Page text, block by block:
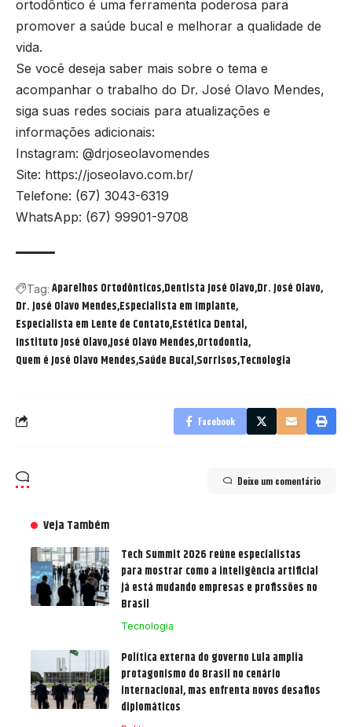
ortodôntico é uma ferramenta poderosa para
promover a saúde bucal e melhorar a qualidade de
vida.
Se você deseja saber mais sobre o tema e
acompanhar o trabalho do Dr. José Olavo Mendes,
siga suas redes sociais para atualizações e
informações adicionais:
Instagram: @drjoseolavomendes
Site: https://joseolavo.com.br/
Telefone: (67) 3043-6319
WhatsApp: (67) 99901-9708
Tag: Aparelhos Ortodônticos Dentista José Olavo Dr. José Olavo
Dr. José Olavo Mendes Especialista em Implante
Especialista em Lente de Contato Estética Dental
Instituto José OlavoJosé Olavo Mendes Ortodontia
Quem é José Olavo Mendes Saúde Bucal Sorrisos Tecnologia
Facebook
Deixe um comentário
Veja Também
Tech Summit 2026 reúne especialistas
para mostrar como a inteligência artificial
já está mudando empresas e profissões no
Brasil
Tecnologia
Política externa do governo Lula amplia
protagonismo do Brasil no cenário
internacional, mas enfrenta novos desafios
diplomáticos